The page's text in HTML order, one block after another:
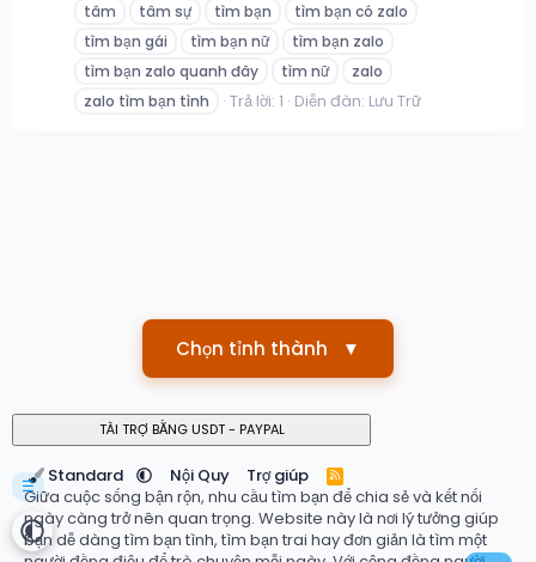
tâm
tâm sự tìm bạn
tìm bạn có zalo
tìm bạn gái
tìm bạn nữ
tìm bạn zalo
tìm bạn zalo quanh đây
tìm nữ
zalo
zalo tìm bạn tình
Trả lời: 1 Diễn đàn: Lưu Trữ
Chọn tỉnh thành ▼
Standard Nội Quy Trợ giúp
R
S
S
Giữa cuộc sống bận rộn, nhu cầu tìm bạn để chia sẻ và kết nối
ngày càng trở nên quan trọng. Website này là nơi lý tưởng giúp
bạn dễ dàng tìm bạn tình, tìm bạn trai hay đơn giản là tìm một
☰